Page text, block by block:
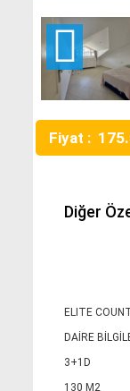
Fiyat :
Diğer
ELITE
DAİRE
3+1D
130 M2